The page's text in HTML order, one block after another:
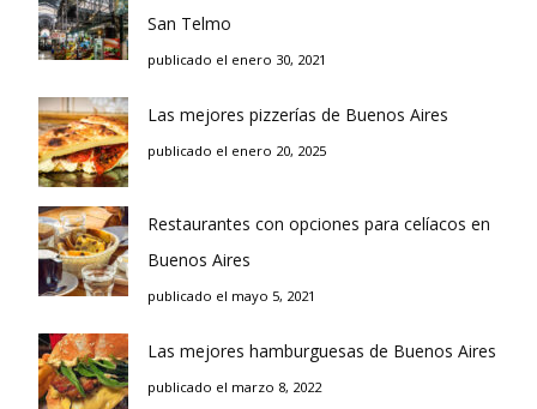
San Telmo
publicado el enero 30, 2021
Las mejores pizzerías de Buenos Aires
publicado el enero 20, 2025
Restaurantes con opciones para celíacos en
Buenos Aires
publicado el mayo 5, 2021
Las mejores hamburguesas de Buenos Aires
publicado el marzo 8, 2022